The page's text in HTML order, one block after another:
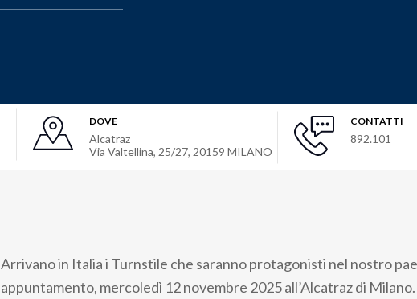
DOVE
Alcatraz
Via Valtellina, 25/27, 20159 MILANO
CONTATTI
892.101
Arrivano in Italia i Turnstile che saranno protagonisti nel nostro
appuntamento, mercoledì 12 novembre 2025 all’Alcatraz di